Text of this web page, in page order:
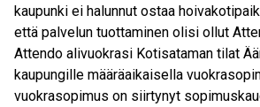
kaupunki ei halunnut ostaa
että palvelun tuottaminen olisi ollut
Attendo alivuokrasi Kotisataman tilat
kaupungille määräaikaisella
vuokrasopimus on siirtynyt